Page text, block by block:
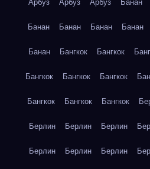
Арбуз Арбуз Арбуз Банан
Банан Банан Банан Банан
Банан Бангкок Бангкок
Бангкок Бангкок Бангкок
Бангкок Бангкок Бангкок
Берлин Берлин Берлин
Берлин Берлин Берлин